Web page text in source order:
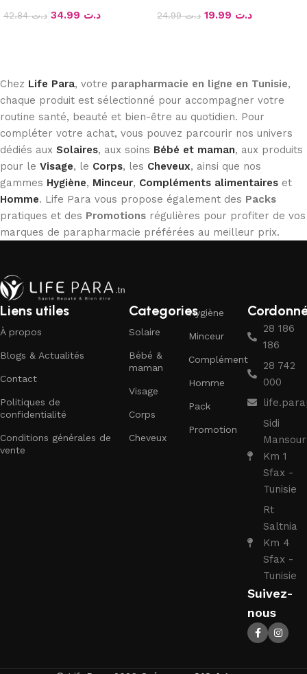
د.ت42.84 د.ت د.ت24.99 د.ت
Chez Life Para, votre parapharmacie en ligne en Tunisie,
chaque produit est sélectionné pour accompagner votre
routine santé, beauté et bien-être au quotidien. Pour
compléter votre achat, vous pouvez parcourir nos univers
dédiés aux Solaires, aux soins Bébé et maman, aux produits
pour le Visage, le Corps, les Cheveux, ainsi que nos
gammes Hygiène, Minceur, Compléments alimentaires et
Homme. Life Para vous propose également des Packs
pratiques et des Promotions régulières pour profiter de vos
marques de parapharmacie préférées au meilleur prix.
Liens utiles
À propos
Blogs & Actualités
Contact
Politiques de
confidentialité
Conditions générales de
vente
Categories
Solaire
Bébé &
maman
Visage
Corps
Cheveux
Hygiène
Minceur
Complément
Homme
Pack
Promotion
28 186
186
28 742
000
Sidi
Mansour
Km 1
Sfax -
Tunisie
Rt
Saltnia
Km 4
Sfax -
Tunisie
Suivez-
nous